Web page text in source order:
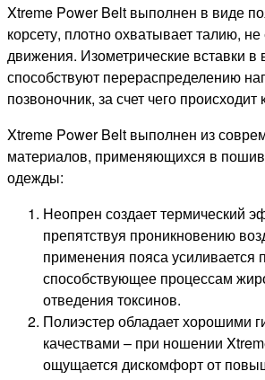
Xtreme Power Belt выполнен в виде
корсету, плотно охватывает талию,
движения. Изометрические вставки в
способствуют перераспределению
позвоночник, за счет чего происходит
Xtreme Power Belt выполнен из
материалов, применяющихся в
одежды:
Неопрен создает термический
препятствуя проникновению
применения пояса усиливается
способствующее процессам
отведения токсинов.
Полиэстер обладает хорошими
качествами – при ношении
ощущается дискомфорт от